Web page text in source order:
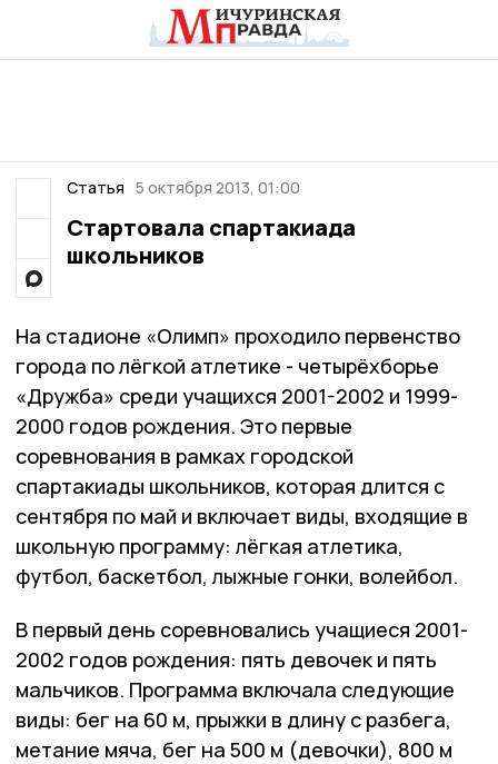
Статья 5 октября 2013, 01:00
Стартовала спартакиада
школьников
На стадионе «Олимп» проходило первенство
города по лёгкой атлетике - четырёхборье
«Дружба» среди учащихся 2001-2002 и 1999-
2000 годов рождения. Это первые
соревнования в рамках городской
спартакиады школьников, которая длится с
сентября по май и включает виды, входящие в
школьную программу: лёгкая атлетика,
футбол, баскетбол, лыжные гонки, волейбол.
В первый день соревновались учащиеся 2001-
2002 годов рождения: пять девочек и пять
мальчиков. Программа включала следующие
виды: бег на 60 м, прыжки в длину с разбега,
метание мяча, бег на 500 м (девочки), 800 м